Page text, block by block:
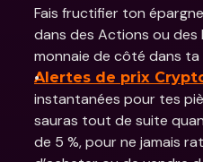
Fais fructifier ton
dans des Actions ou des
monnaie de côté dans
Alertes de prix
instantanées pour tes
sauras tout de suite
de 5 %, pour ne jamais